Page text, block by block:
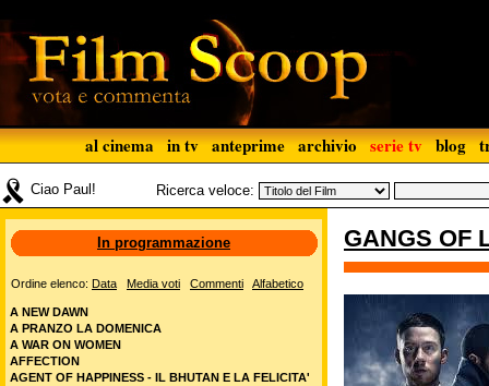
al cinema in tv anteprime archivio serie tv blog
Ciao Paul! Ricerca veloce:
GANGS OF
In programmazione
Ordine elenco: Data Media voti Commenti Alfabetico
A NEW DAWN
A PRANZO LA DOMENICA
A WAR ON WOMEN
AFFECTION
AGENT OF HAPPINESS - IL BHUTAN E LA FELICITA'